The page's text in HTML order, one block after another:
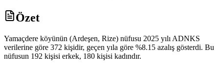
Özet
Yamaçdere köyünün (Ardeşen, Rize) nüfusu 2025 yılı ADNKS
verilerine göre 372 kişidir, geçen yıla göre %8.15 azalış gösterdi. Bu
nüfusun 192 kişisi erkek, 180 kişisi kadındır.